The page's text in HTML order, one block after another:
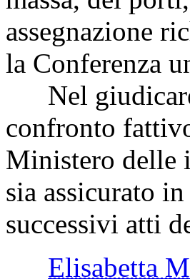
assegnazione
la Conferenza
Nel giudicare
confronto
Ministero delle
sia assicurato
successivi atti
Elisabetta